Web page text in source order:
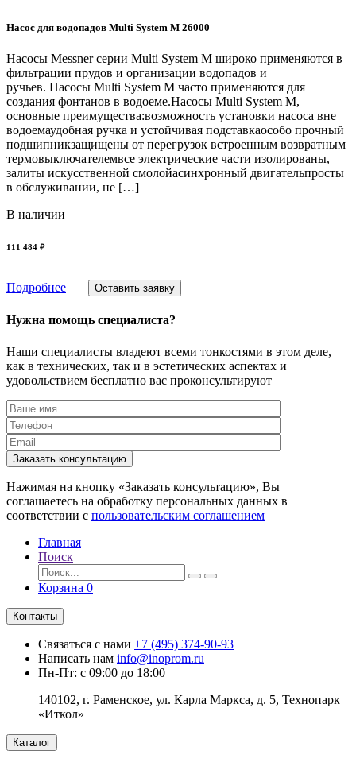
Насос для водопадов Multi System M 26000
Насосы Messner серии Multi System M широко применяются в
фильтрации прудов и организации водопадов и
ручьев. Насосы Multi System M часто применяются для
создания фонтанов в водоеме.Насосы Multi System M,
основные преимущества:возможность установки насоса вне
водоемаудобная ручка и устойчивая подставкаособо прочный
подшипникзащищены от перегрузок встроенным возвратным
термовыключателемвсе электрические части изолированы,
залиты искусственной смолойасинхронный двигательпросты
в обслуживании, не […]
В наличии
111 484 ₽
Подробнее Оставить заявку
Нужна помощь специалиста?
Наши специалисты владеют всеми тонкостями в этом деле,
как в технических, так и в эстетических аспектах и
удовольствием бесплатно вас проконсультируют
Заказать консультацию
Нажимая на кнопку «Заказать консультацию», Вы
соглашаетесь на обработку персональных данных в
соответствии с пользовательским соглашением
Главная
Поиск
Корзина 0
Контакты
Связаться с нами +7 (495) 374-90-93
Написать нам info@inoprom.ru
Пн-Пт: с 09:00 до 18:00
140102, г. Раменское, ул. Карла Маркса, д. 5, Технопарк
«Иткол»
Каталог